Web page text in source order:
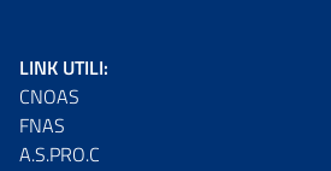
LINK UTILI:
CNOAS
FNAS
A.S.PRO.C